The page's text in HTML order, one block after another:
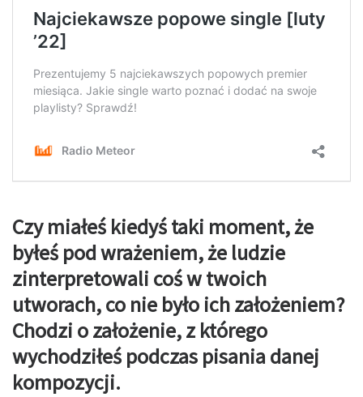
Czy miałeś kiedyś taki moment, że
byłeś pod wrażeniem, że ludzie
zinterpretowali coś wtwoich
utworach, co nie było ich założeniem?
Chodzi o założenie, z którego
wychodziłeś podczas pisania danej
kompozycji.